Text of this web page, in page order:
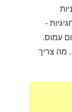
-
עמוס.
מה צריך